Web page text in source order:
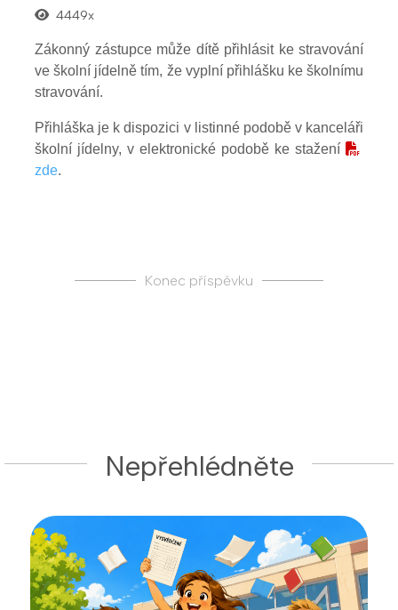
4449x
Zákonný zástupce může dítě přihlásit ke stravování
ve školní jídelně tím, že vyplní přihlášku ke školnímu
stravování.
Přihláška je k dispozici v listinné podobě v kanceláři
školní jídelny, v elektronické podobě ke stažení
zde.
Konec příspěvku
Nepřehlédněte